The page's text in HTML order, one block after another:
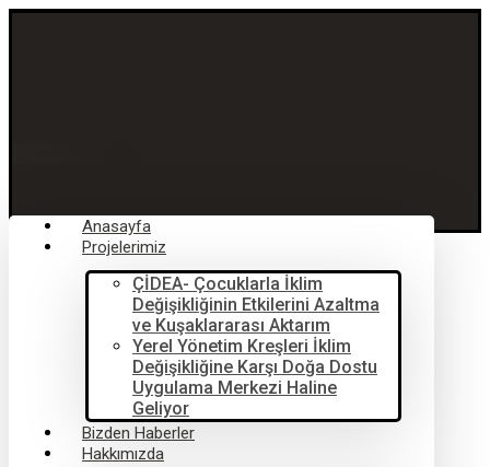
Anasayfa
Projelerimiz
ÇİDEA- Çocuklarla İklim
Değişikliğinin Etkilerini Azaltma
ve Kuşaklararası Aktarım
Yerel Yönetim Kreşleri İklim
Değişikliğine Karşı Doğa Dostu
Uygulama Merkezi Haline
Geliyor
Bizden Haberler
Hakkımızda